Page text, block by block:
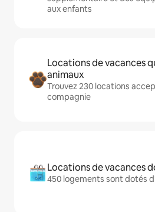
aux enfants
Locations de vacances
animaux
Trouvez 230 locations
compagnie
Locations de vacances
450 logements sont dotés